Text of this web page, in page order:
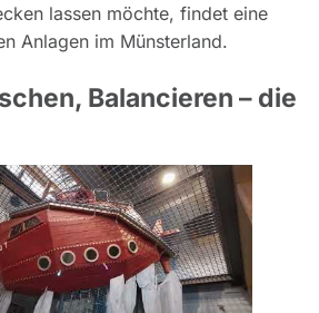
lassen möchte, findet eine
Anlagen im Münsterland.
Balancieren – die